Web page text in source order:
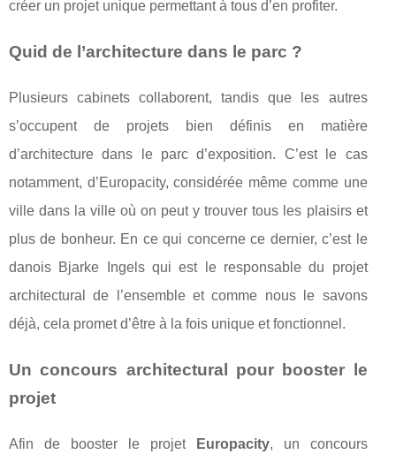
créer un projet unique permettant à tous d’en profiter.
Quid de l’architecture dans le parc ?
Plusieurs cabinets collaborent, tandis que les autres
s’occupent de projets bien définis en matière
d’architecture dans le parc d’exposition. C’est le cas
notamment, d’Europacity, considérée même comme une
ville dans la ville où on peut y trouver tous les plaisirs et
plus de bonheur. En ce qui concerne ce dernier, c’est le
danois Bjarke Ingels qui est le responsable du projet
architectural de l’ensemble et comme nous le savons
déjà, cela promet d’être à la fois unique et fonctionnel.
Un concours architectural pour booster le
projet
Afin de booster le projet Europacity, un concours